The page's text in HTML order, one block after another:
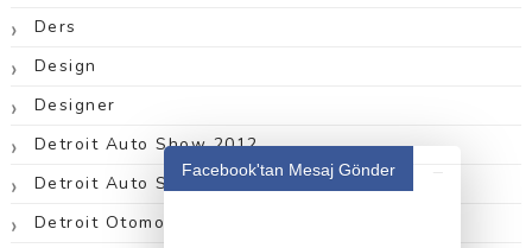
Facebook'tan Mesaj Gönder
Ders
Design
Designer
Detroit Auto Show 2012
Detroit Auto Show 2013
Detroit Otomobil Fuarı 2012